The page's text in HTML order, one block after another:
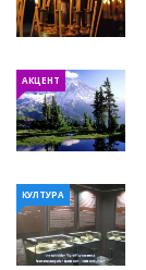
АКЦЕНТ
КУЛТУРА